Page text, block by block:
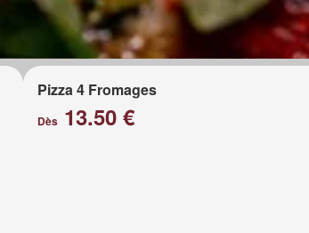
Pizza 4 Fromages
Dès 13.50 €